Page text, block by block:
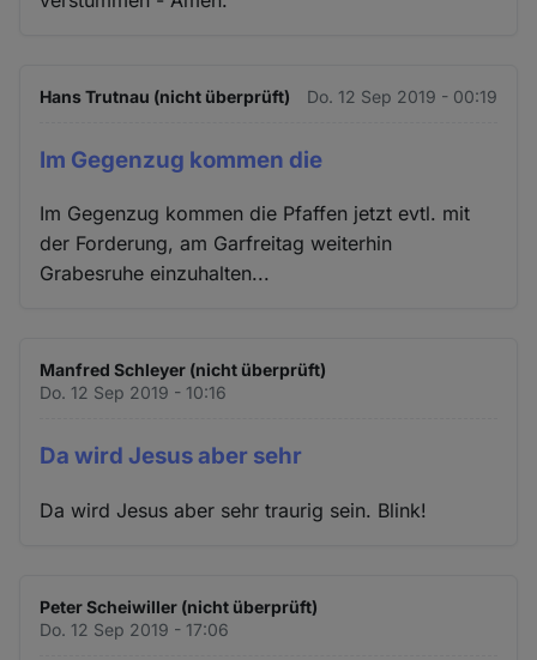
Hans Trutnau (nicht überprüft) Do. 12 Sep 2019 - 00:19
Im Gegenzug kommen die
Im Gegenzug kommen die Pfaffen jetzt evtl. mit
der Forderung, am Garfreitag weiterhin
Grabesruhe einzuhalten...
Manfred Schleyer (nicht überprüft)
Do. 12 Sep 2019 - 10:16
Da wird Jesus aber sehr
Da wird Jesus aber sehr traurig sein. Blink!
Peter Scheiwiller (nicht überprüft)
Do. 12 Sep 2019 - 17:06